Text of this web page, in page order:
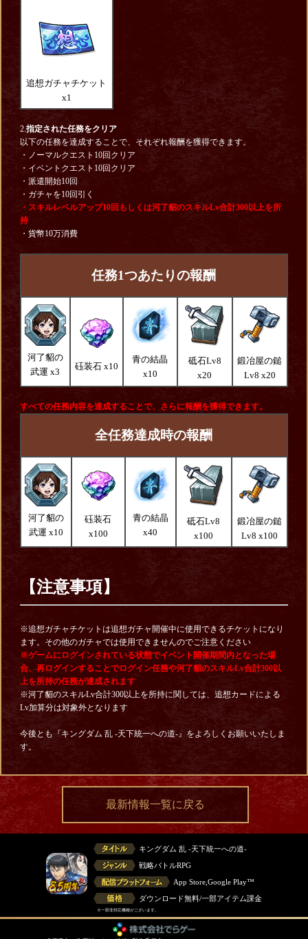
追想ガチャチケット
x1
2.指定された任務をクリア
以下の任務を達成することで、それぞれ報酬を獲得できます。
・ノーマルクエスト10回クリア
・イベントクエスト10回クリア
・派遣開始10回
・ガチャを10回引く
・スキルレベルアップ10回もしくは河了貂のスキルLv合計300以上を所
持
・貨幣10万消費
任務1つあたりの報酬
河了貂の
武運 x3
砡装石 x10
青の結晶
x10
砥石Lv8
x20
鍛冶屋の鎚
Lv8 x20
すべての任務内容を達成することで、さらに報酬を獲得できます。
全任務達成時の報酬
河了貂の
武運 x10
砡装石
x100
青の結晶
x40
砥石Lv8
x100
鍛冶屋の鎚
Lv8 x100
【注意事項】
※追想ガチャチケットは追想ガチャ開催中に使用できるチケットになり
ます。その他のガチャでは使用できませんのでご注意ください
※ゲームにログインされている状態でイベント開催期間内となった場
合、再ログインすることでログイン任務や河了貂のスキルLv合計300以
上を所持の任務が達成されます
※河了貂のスキルLv合計300以上を所持に関しては、追想カードによる
Lv加算分は対象外となります
今後とも『キングダム 乱 -天下統一への道-』をよろしくお願いいたしま
す。
最新情報一覧に戻る
キングダム 乱 -天下統一への道-
戦略バトルRPG
App Store,Google Play™
ダウンロード無料/一部アイテム課金
※一部非対応機種がございます。